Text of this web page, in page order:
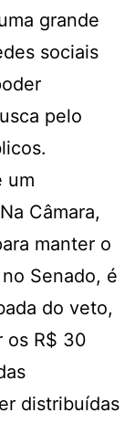
grande
sociais
pelo
um
Câmara,
manter o
Senado, é
do veto,
os R$ 30
distribuídas